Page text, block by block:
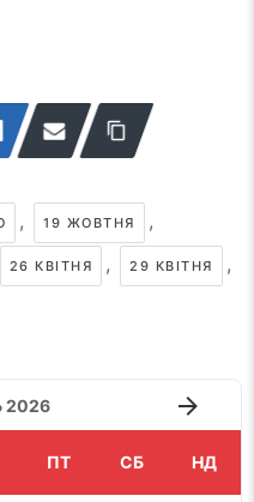
, 19 ЖОВТНЯ ,
26 КВІТНЯ , 29 КВІТНЯ ,
2026
ПТ СБ НД